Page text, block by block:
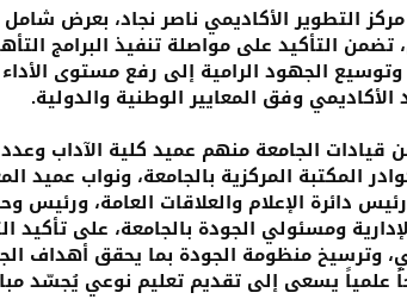
التطوير الأكاديمي ناصر نجاد، بعرض
التأكيد على مواصلة تنفيذ البرامج
وتوسيع الجهود الرامية إلى رفع مستوى
الأكاديمي وفق المعايير الوطنية والدولية.
قيادات الجامعة منهم عميد كلية الآداب
المكتبة المركزية بالجامعة، ونواب عميد
دائرة الإعلام والعلاقات العامة، ورئيس
ومسئولي الجودة بالجامعة، على تأكيد
وترسيخ منظومة الجودة بما يحقق أهداف
علمياً يسعى إلى تقديم تعليم نوعي يُجسّد